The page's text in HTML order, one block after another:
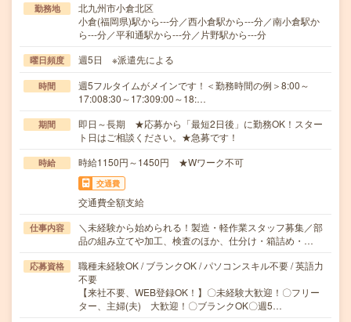
勤務地
北九州市小倉北区
小倉(福岡県)駅から---分／西小倉駅から---分／南小倉駅か
ら---分／平和通駅から---分／片野駅から---分
曜日頻度 週5日 ※派遣先による
時間
週5フルタイムがメインです！＜勤務時間の例＞8:00～
17:008:30～17:309:00～18:…
期間
即日～長期 ★応募から「最短2日後」に勤務OK！スター
ト日はご相談ください。★急募です！
時給 時給1150円～1450円 ★Wワーク不可
交通費
交通費全額支給
仕事内容
＼未経験から始められる！製造・軽作業スタッフ募集／部
品の組み立てや加工、検査のほか、仕分け・箱詰め・…
応募資格
職種未経験OK / ブランクOK / パソコンスキル不要 / 英語力
不要
【来社不要、WEB登録OK！】〇未経験大歓迎！〇フリー
ター、主婦(夫) 大歓迎！〇ブランクOK〇週5…